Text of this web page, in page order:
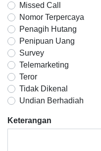
Missed Call
Nomor Terpercaya
Penagih Hutang
Penipuan Uang
Survey
Telemarketing
Teror
Tidak Dikenal
Undian Berhadiah
Keterangan